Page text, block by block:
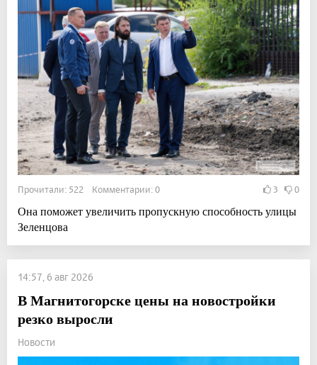
Прочитали: 522 Комментарии: 0 3 0
Она поможет увеличить пропускную способность улицы
Зеленцова
14:57, 6 авг 2026
В Магнитогорске цены на новостройки
резко выросли
Новости